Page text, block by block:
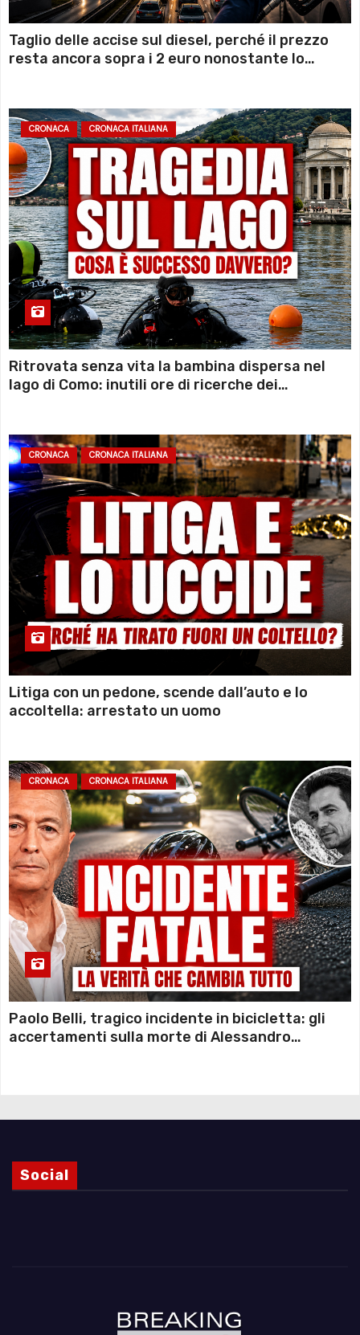
Taglio delle accise sul diesel, perché il prezzo
resta ancora sopra i 2 euro nonostante lo
CRONACA CRONACA ITALIANA
Ritrovata senza vita la bambina dispersa nel
lago di Como: inutili ore di ricerche dei
CRONACA CRONACA ITALIANA
Litiga con un pedone, scende dall’auto e lo
accoltella: arrestato un uomo
CRONACA CRONACA ITALIANA
Paolo Belli, tragico incidente in bicicletta: gli
accertamenti sulla morte di Alessandro
Social